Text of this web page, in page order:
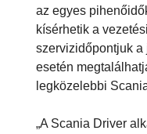
az egyes
kísérhetik a
szervizidőpontjuk a
esetén
legközelebbi
„A Scania Driver